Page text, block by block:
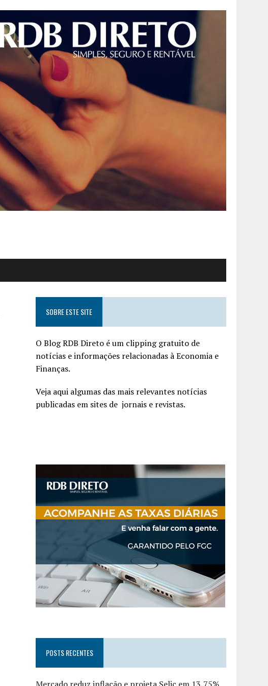
SOBRE ESTE SITE
O Blog RDB Direto é um clipping gratuito de
notícias e informações relacionadas à Economia e
Finanças.
Veja aqui algumas das mais relevantes notícias
publicadas em sites de jornais e revistas.
POSTS RECENTES